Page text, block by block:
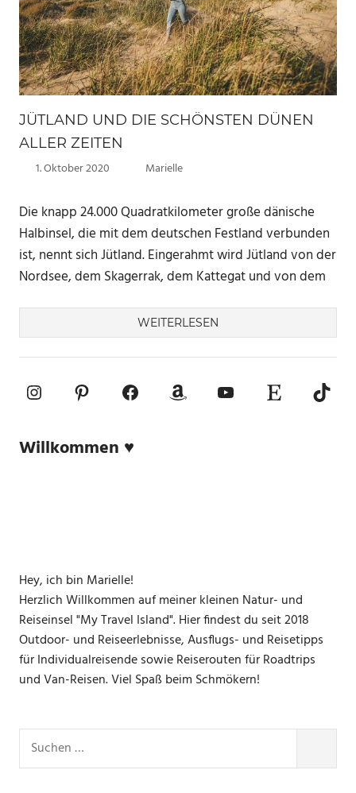
JÜTLAND UND DIE SCHÖNSTEN DÜNEN
ALLER ZEITEN
1. Oktober 2020 Marielle
Die knapp 24.000 Quadratkilometer große dänische
Halbinsel, die mit dem deutschen Festland verbunden
ist, nennt sich Jütland. Eingerahmt wird Jütland von der
Nordsee, dem Skagerrak, dem Kattegat und von dem
WEITERLESEN
InstagramPinterestFacebookAmazonYouTube
Etsy-Shop
Willkommen ♥
Hey, ich bin Marielle!
Herzlich Willkommen auf meiner kleinen Natur- und
Reiseinsel "My Travel Island". Hier findest du seit 2018
Outdoor- und Reiseerlebnisse, Ausflugs- und Reisetipps
für Individualreisende sowie Reiserouten für Roadtrips
und Van-Reisen. Viel Spaß beim Schmökern!
nach: